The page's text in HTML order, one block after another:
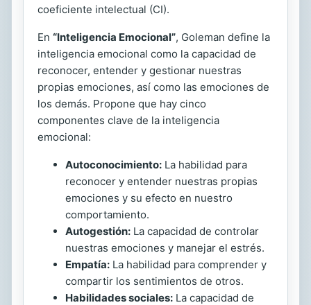
coeficiente intelectual (CI).
En “Inteligencia Emocional”, Goleman define la
inteligencia emocional como la capacidad de
reconocer, entender y gestionar nuestras
propias emociones, así como las emociones de
los demás. Propone que hay cinco
componentes clave de la inteligencia
emocional:
Autoconocimiento: La habilidad para
reconocer y entender nuestras propias
emociones y su efecto en nuestro
comportamiento.
Autogestión: La capacidad de controlar
nuestras emociones y manejar el estrés.
Empatía: La habilidad para comprender y
compartir los sentimientos de otros.
Habilidades sociales: La capacidad de